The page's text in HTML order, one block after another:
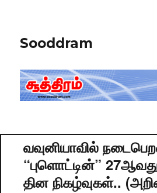
Sooddram
வவுனியாவில்
“புளொட்டின்”
தின நிகழ்வுகள்..